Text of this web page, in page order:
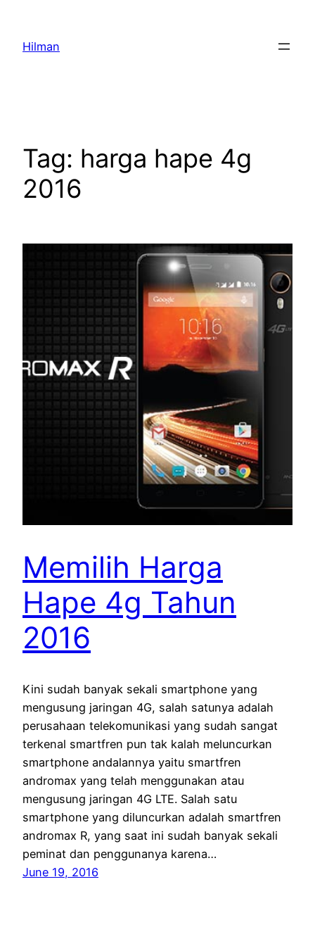
content
Hilman
Tag: harga hape 4g
2016
Memilih Harga
Hape 4g Tahun
2016
Kini sudah banyak sekali smartphone yang
mengusung jaringan 4G, salah satunya adalah
perusahaan telekomunikasi yang sudah sangat
terkenal smartfren pun tak kalah meluncurkan
smartphone andalannya yaitu smartfren
andromax yang telah menggunakan atau
mengusung jaringan 4G LTE. Salah satu
smartphone yang diluncurkan adalah smartfren
andromax R, yang saat ini sudah banyak sekali
peminat dan penggunanya karena…
June 19, 2016